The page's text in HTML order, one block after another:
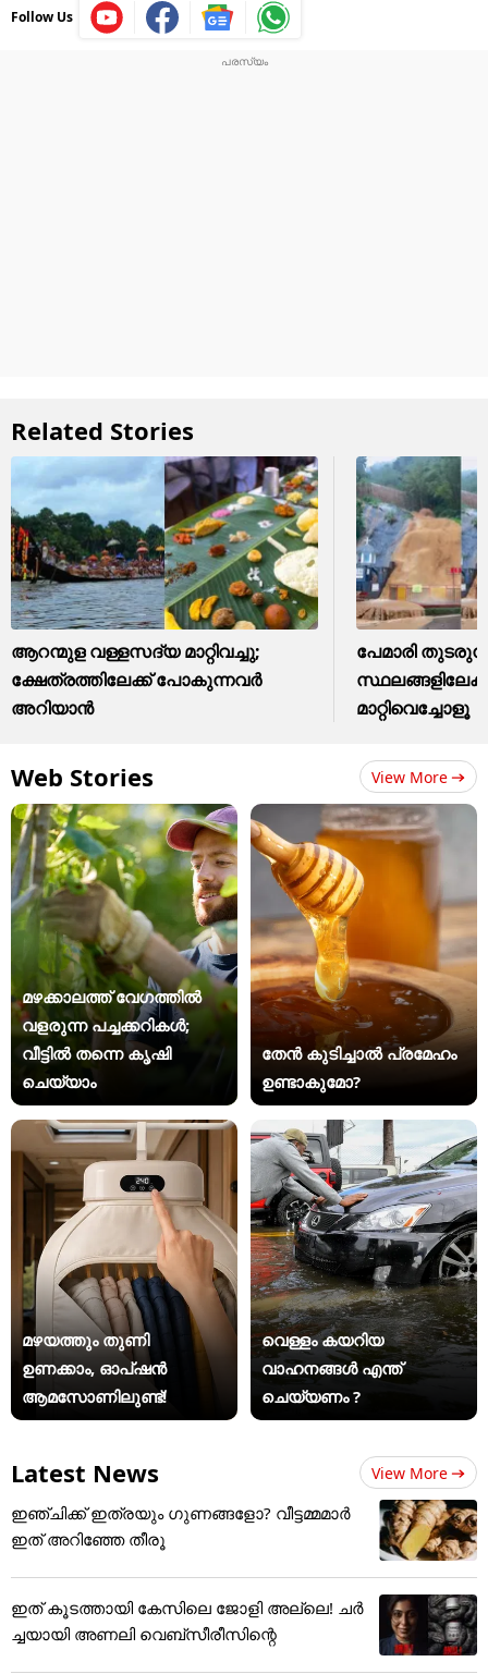
Follow Us
Related Stories
ആറന്മുള വള്ളസദ്യ മാറ്റിവച്ചു;
ക്ഷേത്രത്തിലേക്ക് പോകുന്നവർ
അറിയാൻ
പേമാരി
മാറ്റിവെച്ചോളൂ
Web Stories View More
മഴക്കാലത്ത് വേഗത്തിൽ
വളരുന്ന പച്ചക്കറികൾ;
വീട്ടിൽ തന്നെ കൃഷി
ചെയ്യാം
തേൻ കുടിച്ചാൽ പ്രമേഹം
ഉണ്ടാകുമോ?
മഴയത്തും തുണി
ഉണക്കാം, ഓപ്ഷൻ
ആമസോണിലുണ്ട്!
വെള്ളം കയറിയ
വാഹനങ്ങൾ എന്ത്
ചെയ്യണം ?
Latest News View More
ഇഞ്ചിക്ക് ഇത്രയും ​ഗുണങ്ങളോ? വീട്ടമ്മമാർ
ഇത് അറിഞ്ഞേ തീരൂ
ഇത് കൂടത്തായി കേസിലെ ജോളി അല്ലെ! ചർ
ച്ചയായി അണലി വെബ്സീരീസിന്റെ